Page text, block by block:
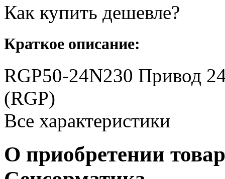
Как купить дешевле?
Краткое описание:
RGP50-24N230 Привод
(RGP)
Все характеристики
О приобретении